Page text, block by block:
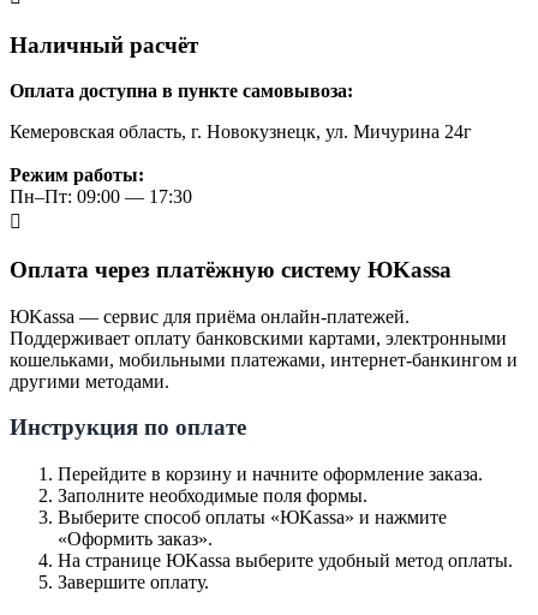
Наличный расчёт
Оплата доступна в пункте самовывоза:
Кемеровская область, г. Новокузнецк, ул. Мичурина 24г
Режим работы:
Пн–Пт: 09:00 — 17:30
Оплата через платёжную систему ЮKassa
ЮKassa — сервис для приёма онлайн-платежей.
Поддерживает оплату банковскими картами, электронными
кошельками, мобильными платежами, интернет-банкингом и
другими методами.
Инструкция по оплате
Перейдите в корзину и начните оформление заказа.
Заполните необходимые поля формы.
Выберите способ оплаты «ЮKassa» и нажмите
«Оформить заказ».
На странице ЮKassa выберите удобный метод оплаты.
Завершите оплату.